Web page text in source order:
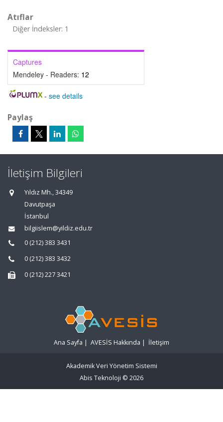
Atıflar
Diğer İndeksler: 1
Captures
Mendeley - Readers: 12
- see details
Paylaş
İletişim Bilgileri
Yıldız Mh., 34349
Davutpaşa
İstanbul
bilgiislem@yildiz.edu.tr
0 (212) 383 3431
0 (212) 383 3432
0 (212) 227 3421
Ana Sayfa | AVESİS Hakkında | İletişim
Akademik Veri Yönetim Sistemi
Abis Teknoloji © 2026